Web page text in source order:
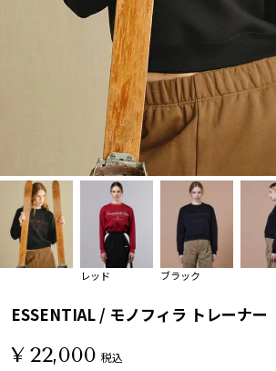
レッド ブラック
ESSENTIAL / モノフィラ トレーナー
¥ 22,000 税込